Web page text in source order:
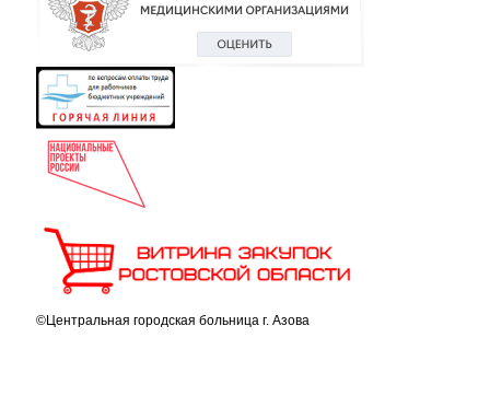
©Центральная городская больница г. Азова